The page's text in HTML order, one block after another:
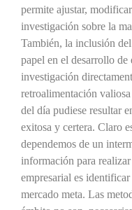
permite ajustar,
investigación sobre la
También, la inclusión
papel en el desarrollo de
investigación
retroalimentación
del día pudiese resultar
exitosa y certera. Claro
dependemos de un
información para
empresarial es
mercado meta. Las